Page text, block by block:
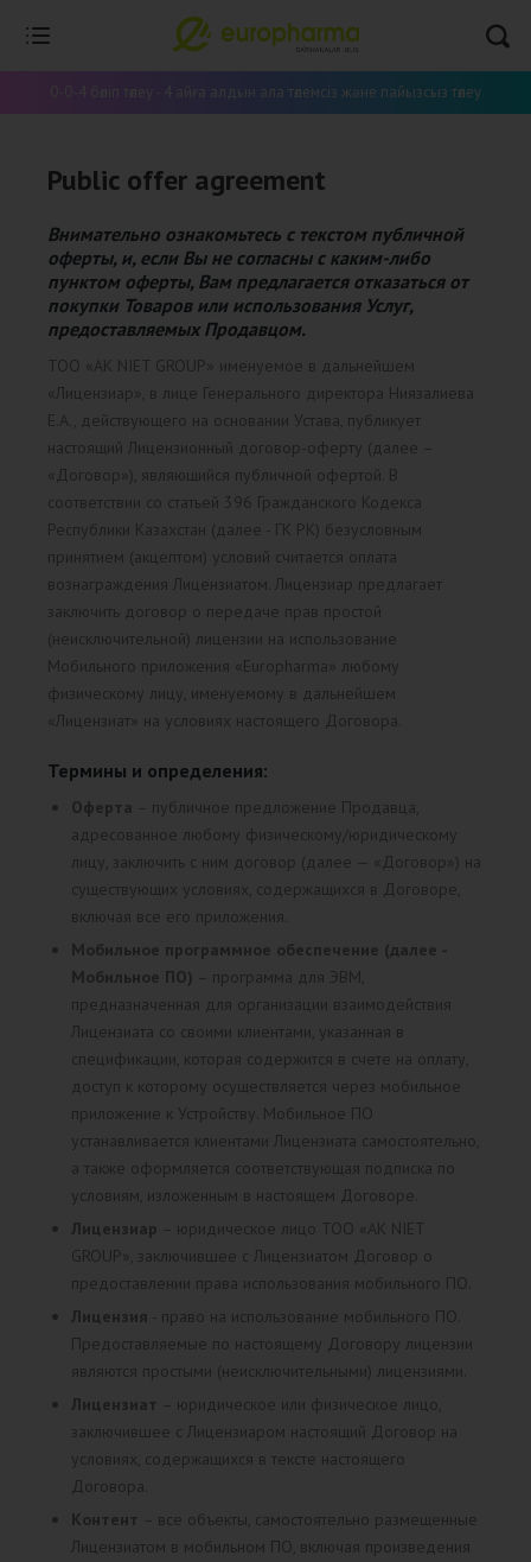
0-0-4 бөліп төлеу - 4 айға алдын ала төлемсіз және пайызсыз төлеу
Public offer agreement
Внимательно ознакомьтесь с текстом публичной
оферты, и, если Вы не согласны с каким-либо
пунктом оферты, Вам предлагается отказаться от
покупки Товаров или использования Услуг,
предоставляемых Продавцом.
ТОО «AK NIET GROUP» именуемое в дальнейшем
«Лицензиар», в лице Генерального директора Ниязалиева
Е.А., действующего на основании Устава, публикует
настоящий Лицензионный договор-оферту (далее –
«Договор»), являющийся публичной офертой. В
соответствии со статьей 396 Гражданского Кодекса
Республики Казахстан (далее - ГК РК) безусловным
принятием (акцептом) условий считается оплата
вознаграждения Лицензиатом. Лицензиар предлагает
заключить договор о передаче прав простой
(неисключительной) лицензии на использование
Мобильного приложения «Europharma» любому
физическому лицу, именуемому в дальнейшем
«Лицензиат» на условиях настоящего Договора.
Термины и определения:
Оферта – публичное предложение Продавца,
адресованное любому физическому/юридическому
лицу, заключить с ним договор (далее — «Договор») на
существующих условиях, содержащихся в Договоре,
включая все его приложения.
Мобильное программное обеспечение (далее -
Мобильное ПО)
– программа для ЭВМ,
предназначенная для организации взаимодействия
Лицензиата со своими клиентами, указанная в
спецификации, которая содержится в счете на оплату,
доступ к которому осуществляется через мобильное
приложение к Устройству. Мобильное ПО
устанавливается клиентами Лицензиата самостоятельно,
а также оформляется соответствующая подписка по
условиям, изложенным в настоящем Договоре.
Лицензиар – юридическое лицо ТОО «AK NIET
GROUP», заключившее с Лицензиатом Договор о
предоставлении права использования мобильного ПО.
Лицензия
- право на использование мобильного ПО.
Предоставляемые по настоящему Договору лицензии
являются простыми (неисключительными) лицензиями.
Лицензиат – юридическое или физическое лицо,
заключившее с Лицензиаром настоящий Договор на
условиях, содержащихся в тексте настоящего
Договора.
Контент – все объекты, самостоятельно размещенные
Лицензиатом в мобильном ПО, включая произведения